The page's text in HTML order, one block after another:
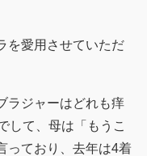
を愛用させていただ
ラジャーはどれも痒
して、母は「もうこ
っており、去年は4着